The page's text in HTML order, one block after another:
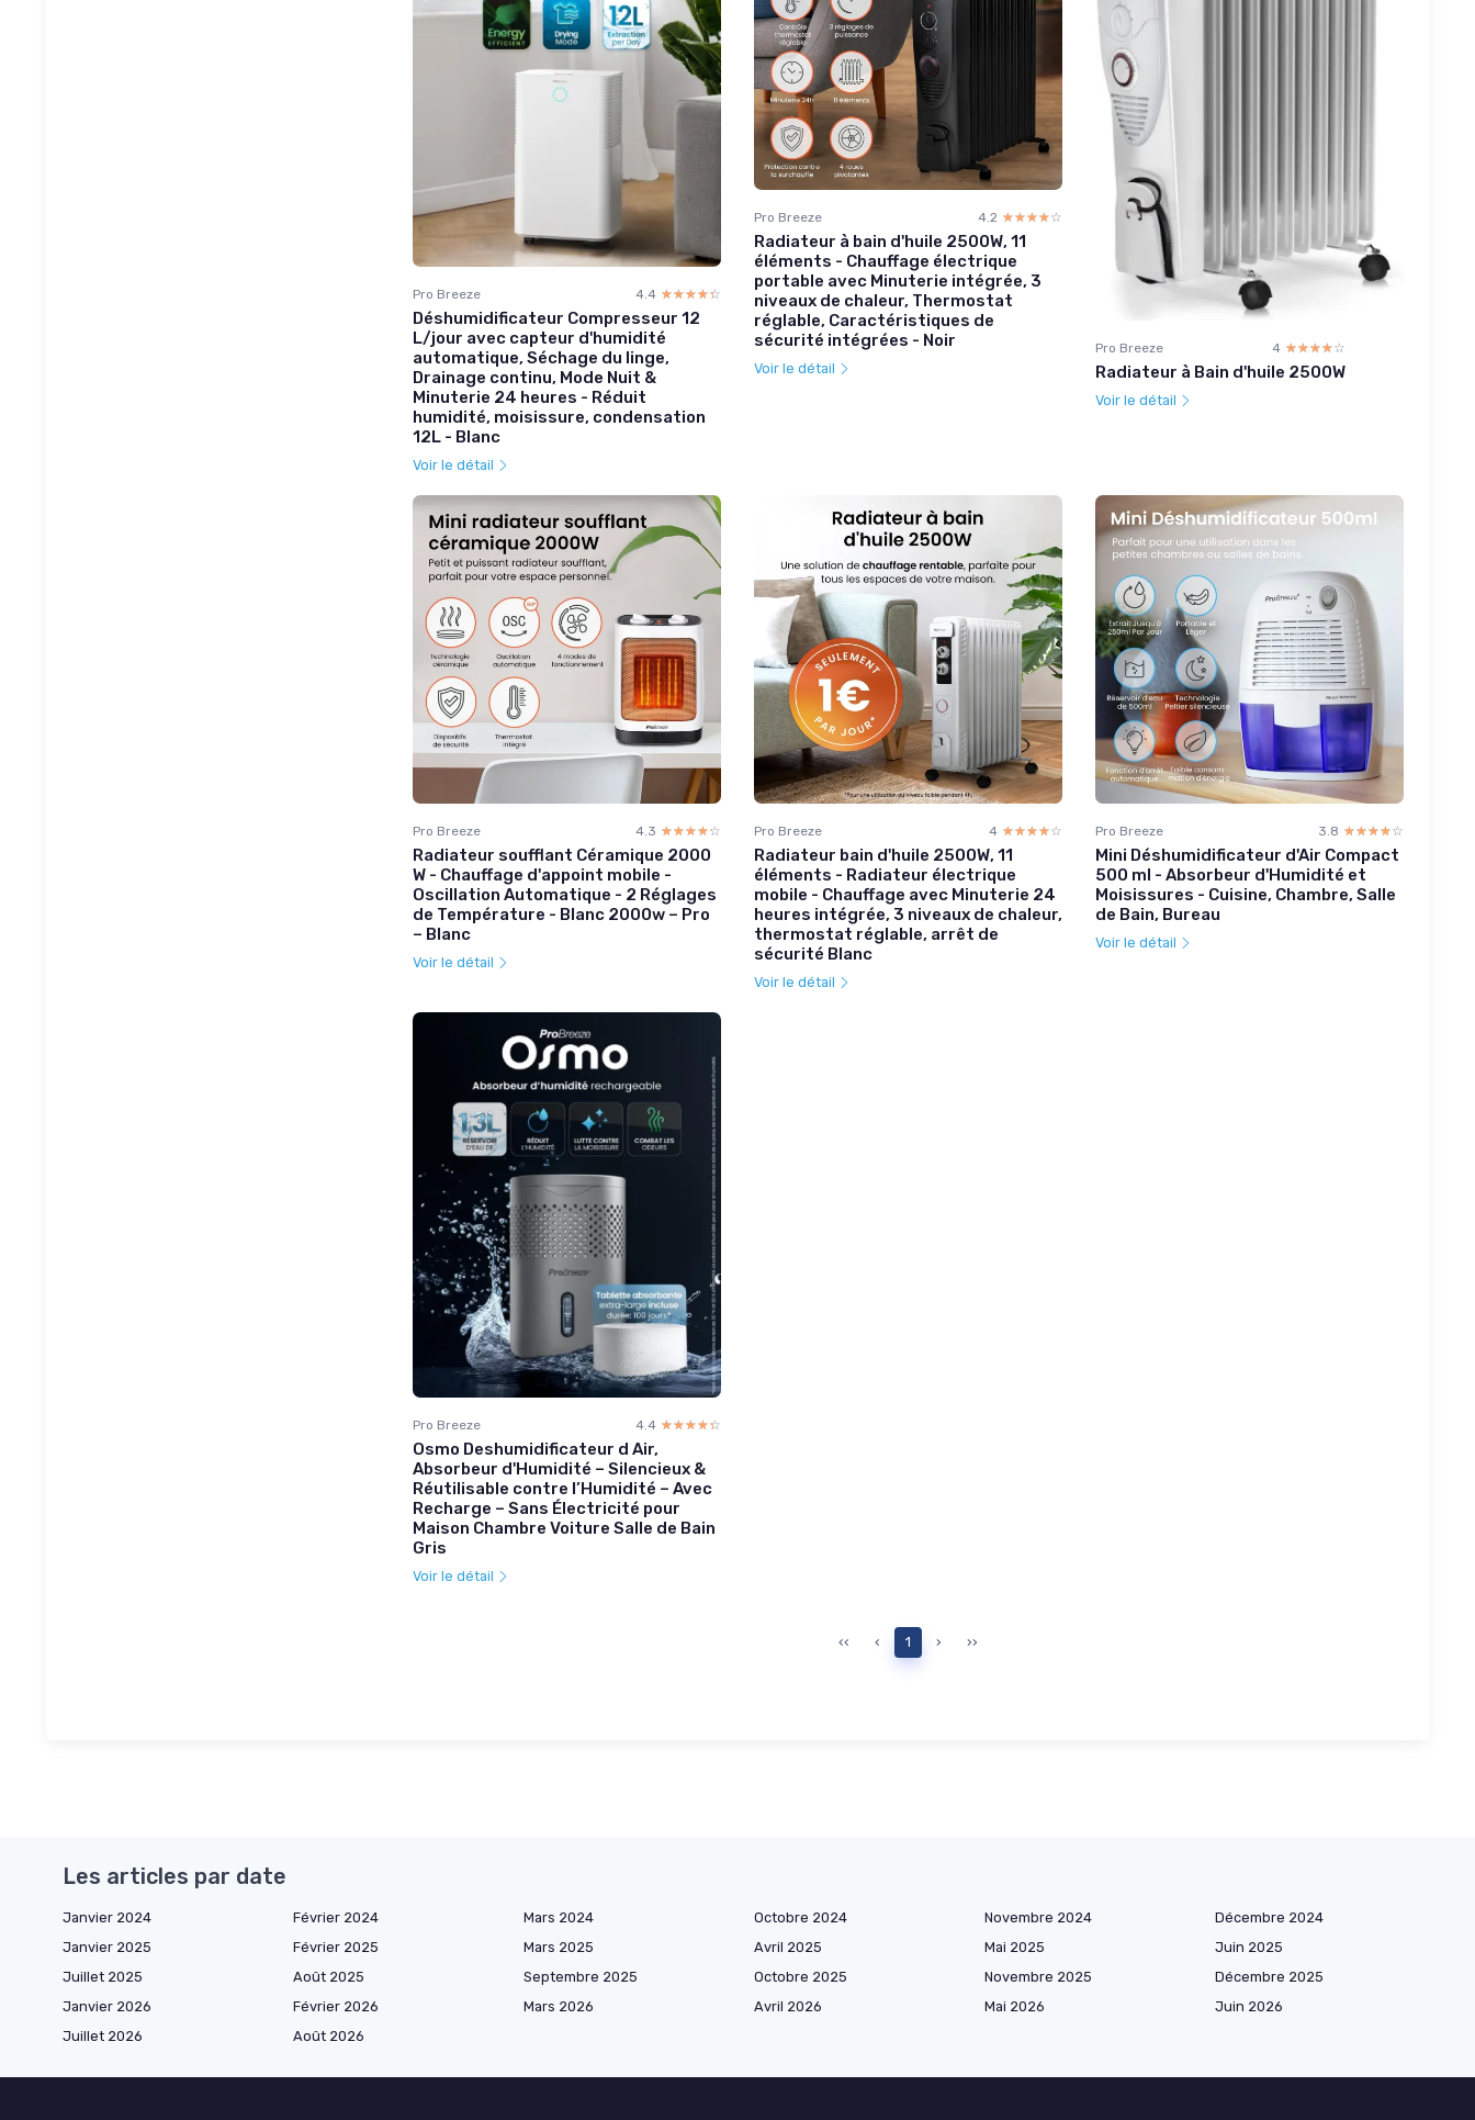
Pro Breeze 4.4 ☆☆☆☆☆
★★★★★
Déshumidificateur Compresseur 12
L/jour avec capteur d'humidité
automatique, Séchage du linge,
Drainage continu, Mode Nuit &
Minuterie 24 heures - Réduit
humidité, moisissure, condensation
12L - Blanc
Voir le détail
Pro Breeze 4.2 ☆☆☆☆☆
★★★★★
Radiateur à bain d'huile 2500W, 11
éléments - Chauffage électrique
portable avec Minuterie intégrée, 3
niveaux de chaleur, Thermostat
réglable, Caractéristiques de
sécurité intégrées - Noir
Voir le détail
Pro Breeze 4 ☆☆☆☆☆
★★★★★
Radiateur à Bain d'huile 2500W
Voir le détail
Pro Breeze 4.3 ☆☆☆☆☆
★★★★★
Radiateur soufflant Céramique 2000
W - Chauffage d'appoint mobile -
Oscillation Automatique - 2 Réglages
de Température - Blanc 2000w – Pro
– Blanc
Voir le détail
Pro Breeze 4 ☆☆☆☆☆
★★★★★
Radiateur bain d'huile 2500W, 11
éléments - Radiateur électrique
mobile - Chauffage avec Minuterie 24
heures intégrée, 3 niveaux de chaleur,
thermostat réglable, arrêt de
sécurité Blanc
Voir le détail
Pro Breeze 3.8 ☆☆☆☆☆
★★★★★
Mini Déshumidificateur d'Air Compact
500 ml - Absorbeur d'Humidité et
Moisissures - Cuisine, Chambre, Salle
de Bain, Bureau
Voir le détail
Pro Breeze 4.4 ☆☆☆☆☆
★★★★★
Osmo Deshumidificateur d Air,
Absorbeur d'Humidité – Silencieux &
Réutilisable contre l’Humidité – Avec
Recharge – Sans Électricité pour
Maison Chambre Voiture Salle de Bain
Gris
Voir le détail
‹‹ ‹ 1 › ››
Les articles par date
Janvier 2024 Février 2024 Mars 2024 Octobre 2024 Novembre 2024
Décembre 2024
Janvier 2025
Février 2025 Mars 2025 Avril 2025 Mai 2025
Juin 2025
Juillet 2025
Août 2025 Septembre 2025 Octobre 2025 Novembre 2025
Décembre 2025
Janvier 2026
Février 2026 Mars 2026 Avril 2026 Mai 2026
Juin 2026
Juillet 2026
Août 2026